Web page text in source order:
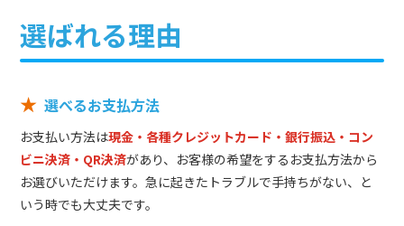
選ばれる理由
★ 選べるお支払方法
お支払い方法は現金・各種クレジットカード・銀行振込・コン
ビニ決済・QR決済があり、お客様の希望をするお支払方法から
お選びいただけます。急に起きたトラブルで手持ちがない、と
いう時でも大丈夫です。